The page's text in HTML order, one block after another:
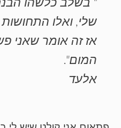
" בשלב כלשהו
שלי, ואלו
אז זה אומר שאני
המום".
אלעד